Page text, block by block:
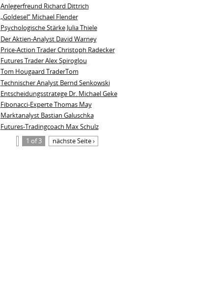
Anlegerfreund Richard Dittrich
„Goldesel“ Michael Flender
Psychologische Stärke Julia Thiele
Der Aktien-Analyst David Warney
Price-Action Trader Christoph Radecker
Futures Trader Alex Spiroglou
Tom Hougaard TraderTom
Technischer Analyst Bernd Senkowski
Entscheidungsstratege Dr. Michael Geke
Fibonacci-Experte Thomas May
Marktanalyst Bastian Galuschka
Futures-Tradingcoach Max Schulz
1 of 3
nächste Seite ›